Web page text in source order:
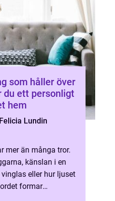
som håller över
hem
Felicia Lundin
mer än många tror.
känslan i en
eller hur ljuset
formar